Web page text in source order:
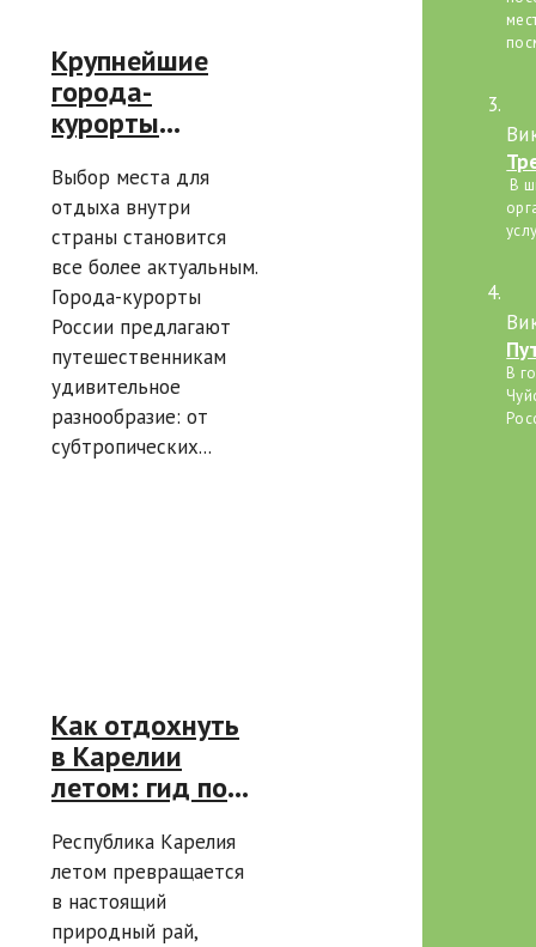
Крупнейшие
города-
курорты
поехать и что
посмотреть:
руководство по
отдыху
Выбор места для
отдыха внутри
страны становится
все более актуальным.
Города-курорты
России предлагают
путешественникам
удивительное
разнообразие: от
субтропических...
Как отдохнуть
в Карелии
летом: гид по
и советы
туристам
Республика Карелия
летом превращается
в настоящий
природный рай,
В
В